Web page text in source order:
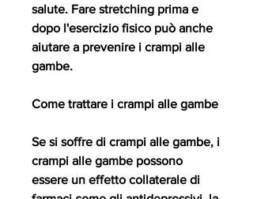
salute. Fare stretching prima e
dopo l'esercizio fisico può anche
aiutare a prevenire i crampi alle
gambe.
Come trattare i crampi alle gambe
Se si soffre di crampi alle gambe, i
crampi alle gambe possono
essere un effetto collaterale di